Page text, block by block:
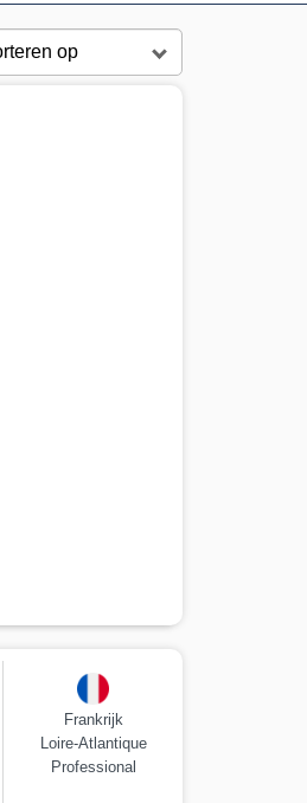
Frankrijk
Loire-Atlantique
Professional